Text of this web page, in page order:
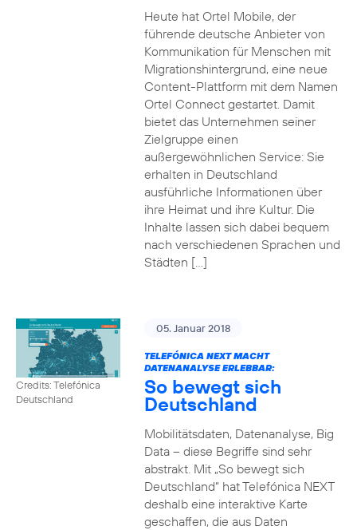
Heute hat Ortel Mobile, der
führende deutsche Anbieter von
Kommunikation für Menschen mit
Migrationshintergrund, eine neue
Content-Plattform mit dem Namen
Ortel Connect gestartet. Damit
bietet das Unternehmen seiner
Zielgruppe einen
außergewöhnlichen Service: Sie
erhalten in Deutschland
ausführliche Informationen über
ihre Heimat und ihre Kultur. Die
Inhalte lassen sich dabei bequem
nach verschiedenen Sprachen und
Städten […]
Credits: Telefónica
Deutschland
05. Januar 2018
TELEFÓNICA NEXT MACHT
DATENANALYSE ERLEBBAR:
So bewegt sich
Deutschland
Mobilitätsdaten, Datenanalyse, Big
Data – diese Begriffe sind sehr
abstrakt. Mit „So bewegt sich
Deutschland“ hat Telefónica NEXT
deshalb eine interaktive Karte
geschaffen, die aus Daten